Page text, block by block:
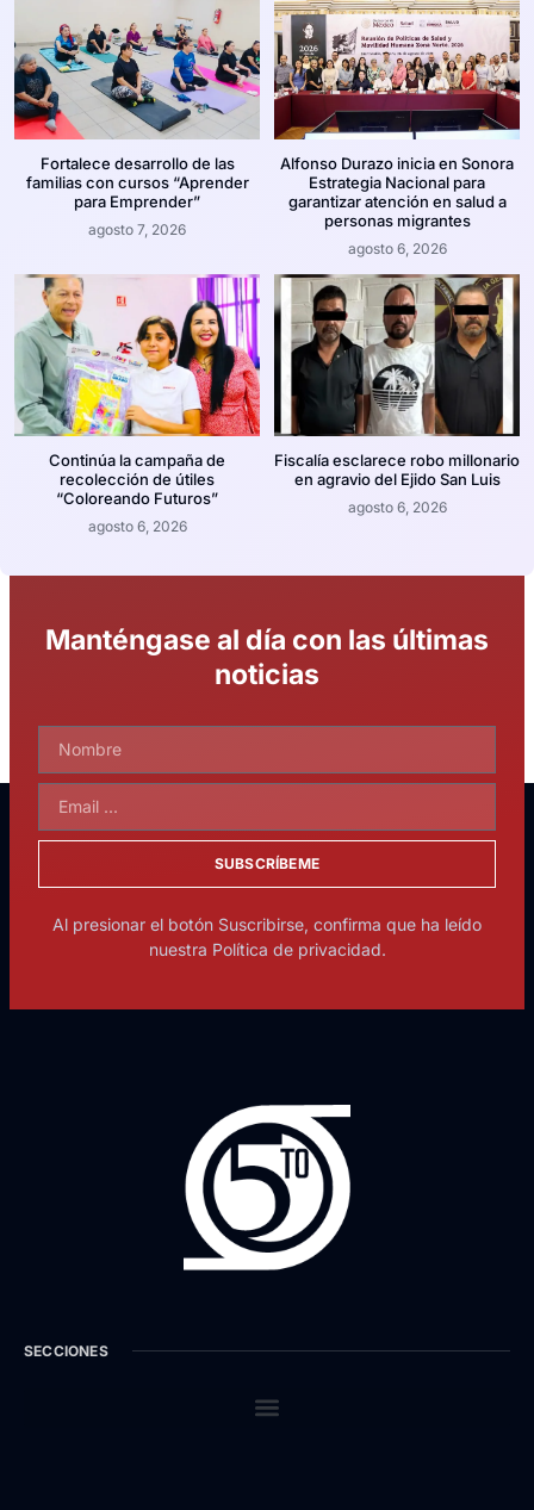
Fortalece desarrollo de las
familias con cursos “Aprender
para Emprender”
agosto 7, 2026
Alfonso Durazo inicia en Sonora
Estrategia Nacional para
garantizar atención en salud a
personas migrantes
agosto 6, 2026
Continúa la campaña de
recolección de útiles
“Coloreando Futuros”
agosto 6, 2026
Fiscalía esclarece robo millonario
en agravio del Ejido San Luis
agosto 6, 2026
Manténgase al día con las últimas
noticias
SUBSCRÍBEME
Al presionar el botón Suscribirse, confirma que ha leído
nuestra Política de privacidad.
SECCIONES